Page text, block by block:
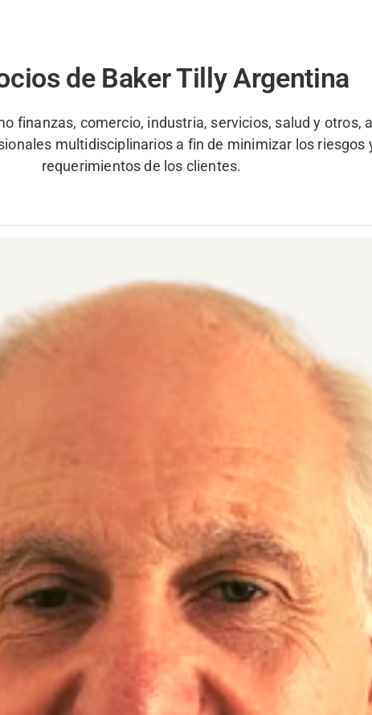
de Baker Tilly Argentina
finanzas, comercio, industria, servicios, salud y otros,
multidisciplinarios a fin de minimizar los riesgos
requerimientos de los clientes.